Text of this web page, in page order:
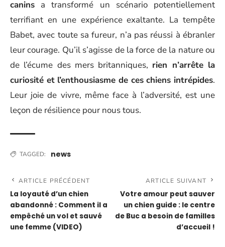
canins a transformé un scénario potentiellement
terrifiant en une expérience exaltante. La tempête
Babet, avec toute sa fureur, n’a pas réussi à ébranler
leur courage. Qu’il s’agisse de la force de la nature ou
de l’écume des mers britanniques, rien n’arrête la
curiosité et l’enthousiasme de ces chiens intrépides.
Leur joie de vivre, même face à l’adversité, est une
leçon de résilience pour nous tous.
TAGGED: news
ARTICLE PRÉCÉDENT
La loyauté d’un chien
abandonné : Comment il a
empêché un vol et sauvé
une femme (VIDEO)
ARTICLE SUIVANT
Votre amour peut sauver
un chien guide : le centre
de Buc a besoin de familles
d’accueil !